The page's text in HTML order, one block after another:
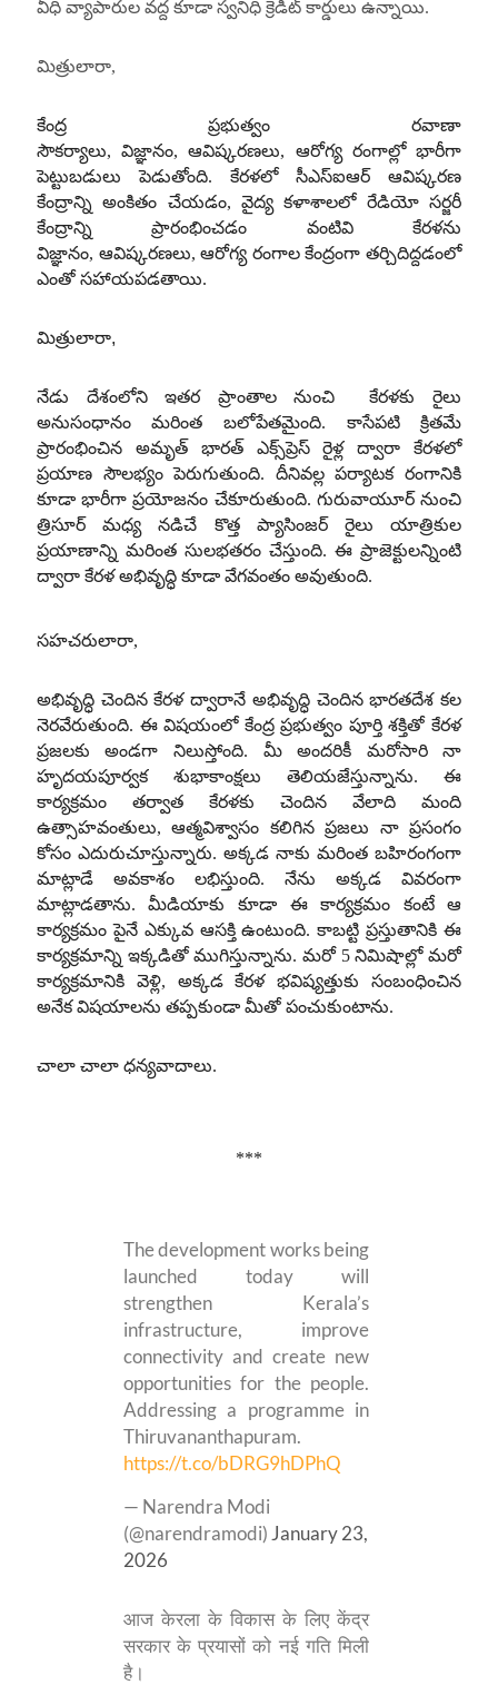
వీధి వ్యాపారుల వద్ద కూడా స్వనిధి క్రెడిట్ కార్డులు ఉన్నాయి.
మిత్రులారా,
కేంద్ర ప్రభుత్వం రవాణా
సౌకర్యాలు, విజ్ఞానం, ఆవిష్కరణలు, ఆరోగ్య రంగాల్లో భారీగా
పెట్టుబడులు పెడుతోంది. కేరళలో సీఎస్‌ఐఆర్ ఆవిష్కరణ
కేంద్రాన్ని అంకితం చేయడం, వైద్య కళాశాలలో రేడియో సర్జరీ
కేంద్రాన్ని ప్రారంభించడం వంటివి కేరళను
విజ్ఞానం, ఆవిష్కరణలు, ఆరోగ్య రంగాల కేంద్రంగా తర్చిదిద్దడంలో
ఎంతో సహాయపడతాయి.
మిత్రులారా,
నేడు దేశంలోని ఇతర ప్రాంతాల నుంచి కేరళకు రైలు
అనుసంధానం మరింత బలోపేతమైంది. కాసేపటి క్రితమే
ప్రారంభించిన అమృత్ భారత్ ఎక్స్‌ప్రెస్ రైళ్ల ద్వారా కేరళలో
ప్రయాణ సౌలభ్యం పెరుగుతుంది. దీనివల్ల పర్యాటక రంగానికి
కూడా భారీగా ప్రయోజనం చేకూరుతుంది. గురువాయూర్ నుంచి
త్రిసూర్ మధ్య నడిచే కొత్త ప్యాసింజర్ రైలు యాత్రికుల
ప్రయాణాన్ని మరింత సులభతరం చేస్తుంది. ఈ ప్రాజెక్టులన్నింటి
ద్వారా కేరళ అభివృద్ధి కూడా వేగవంతం అవుతుంది.
సహచరులారా,
అభివృద్ధి చెందిన కేరళ ద్వారానే అభివృద్ధి చెందిన భారతదేశ కల
నెరవేరుతుంది. ఈ విషయంలో కేంద్ర ప్రభుత్వం పూర్తి శక్తితో కేరళ
ప్రజలకు అండగా నిలుస్తోంది. మీ అందరికీ మరోసారి నా
హృదయపూర్వక శుభాకాంక్షలు తెలియజేస్తున్నాను. ఈ
కార్యక్రమం తర్వాత కేరళకు చెందిన వేలాది మంది
ఉత్సాహవంతులు, ఆత్మవిశ్వాసం కలిగిన ప్రజలు నా ప్రసంగం
కోసం ఎదురుచూస్తున్నారు. అక్కడ నాకు మరింత బహిరంగంగా
మాట్లాడే అవకాశం లభిస్తుంది. నేను అక్కడ వివరంగా
మాట్లాడతాను. మీడియాకు కూడా ఈ కార్యక్రమం కంటే ఆ
కార్యక్రమం పైనే ఎక్కువ ఆసక్తి ఉంటుంది. కాబట్టి ప్రస్తుతానికి ఈ
కార్యక్రమాన్ని ఇక్కడితో ముగిస్తున్నాను. మరో 5 నిమిషాల్లో మరో
కార్యక్రమానికి వెళ్లి, అక్కడ కేరళ భవిష్యత్తుకు సంబంధించిన
అనేక విషయాలను తప్పకుండా మీతో పంచుకుంటాను.
చాలా చాలా ధన్యవాదాలు.
***
The development works being
launched today will
strengthen Kerala’s
infrastructure, improve
connectivity and create new
opportunities for the people.
Addressing a programme in
Thiruvananthapuram.
https://t.co/bDRG9hDPhQ
— Narendra Modi
(@narendramodi) January 23,
2026
आज केरला के विकास के लिए केंद्र
सरकार के प्रयासों को नई गति मिली
है।